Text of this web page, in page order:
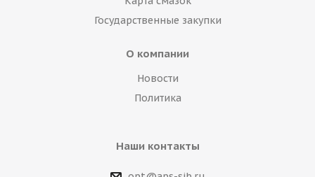
Государственные закупки
О компании
Новости
Политика
Наши контакты